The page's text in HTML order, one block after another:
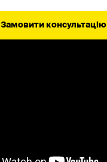
Замовити консультацію